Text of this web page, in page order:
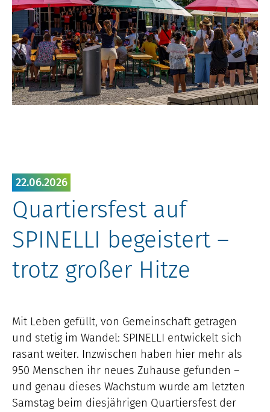
22.06.2026
Quartiersfest auf
SPINELLI begeistert –
trotz großer Hitze
Mit Leben gefüllt, von Gemeinschaft getragen
und stetig im Wandel: SPINELLI entwickelt sich
rasant weiter. Inzwischen haben hier mehr als
950 Menschen ihr neues Zuhause gefunden –
und genau dieses Wachstum wurde am letzten
Samstag beim diesjährigen Quartiersfest der